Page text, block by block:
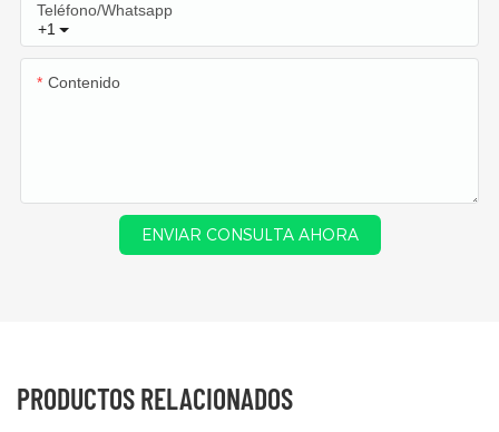
+1
Teléfono/whatsapp
Contenido
ENVIAR CONSULTA AHORA
PRODUCTOS RELACIONADOS